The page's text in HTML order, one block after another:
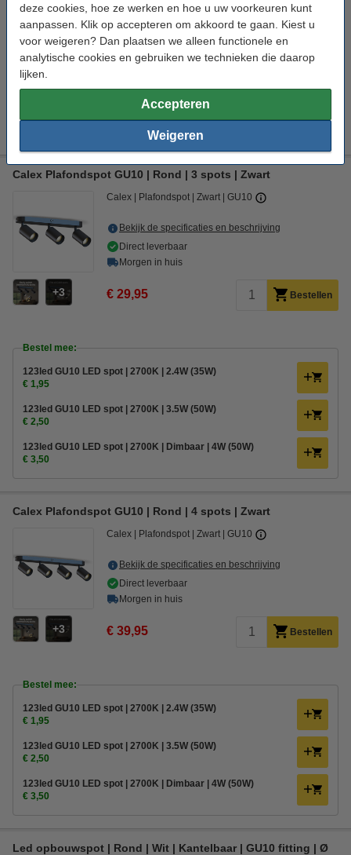
deze cookies, hoe ze werken en hoe u uw voorkeuren kunt
aanpassen. Klik op accepteren om akkoord te gaan. Kiest u
voor weigeren? Dan plaatsen we alleen functionele en
analytische cookies en gebruiken we technieken die daarop
lijken.
Accepteren
Weigeren
Bestel mee:
123led GU10 LED spot | 2700K | 2.4W (35W)
€ 1,95
123led GU10 LED spot | 2700K | 3.5W (50W)
123led GU10 LED spot | 2700K | Dimbaar | 4W (50W)
€ 3,50
Calex Plafondspot GU10 | Rond | 3 spots | Zwart
3
Calex Plafondspot Zwart GU10
Bekijk de specificaties en beschrijving
Direct leverbaar
Morgen in huis
€ 29,95 Bestellen
Bestel mee:
123led GU10 LED spot | 2700K | 2.4W (35W)
€ 1,95
123led GU10 LED spot | 2700K | 3.5W (50W)
€ 2,50
123led GU10 LED spot | 2700K | Dimbaar | 4W (50W)
€ 3,50
Calex Plafondspot GU10 | Rond | 4 spots | Zwart
3
Calex Plafondspot Zwart GU10
Bekijk de specificaties en beschrijving
Direct leverbaar
Morgen in huis
€ 39,95 Bestellen
Bestel mee:
123led GU10 LED spot | 2700K | 2.4W (35W)
€ 1,95
123led GU10 LED spot | 2700K | 3.5W (50W)
€ 2,50
123led GU10 LED spot | 2700K | Dimbaar | 4W (50W)
€ 3,50
Led opbouwspot | Rond | Wit | Kantelbaar | GU10 fitting | Ø